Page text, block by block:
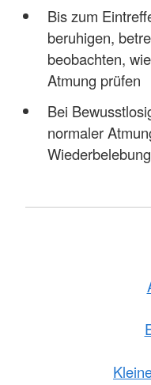
Bis zum
beruhigen,
beobachten,
Atmung prüfen
Bei
normaler
Wiederbelebung